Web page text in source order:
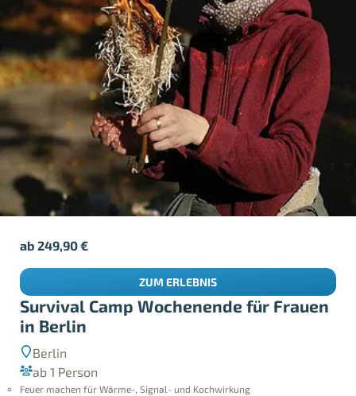
Survival Camp Wochenende für Frauen
in Berlin
Berlin
ab 1 Person
Feuer machen für Wärme-, Signal- und Kochwirkung
ab249,90€
ZUM ERLEBNIS